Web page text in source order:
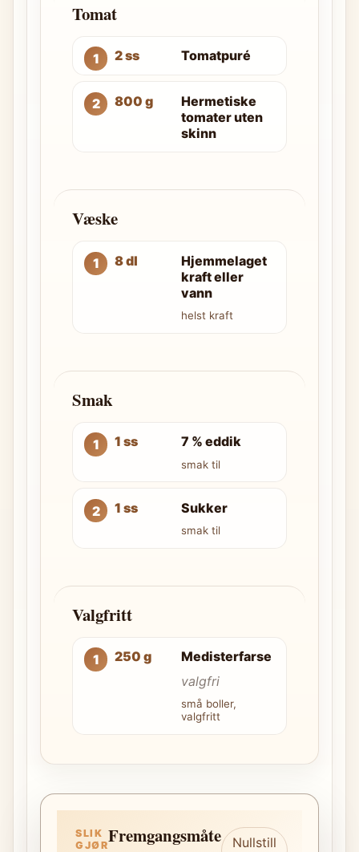
Tomat
2 ss Tomatpuré
800 g
Hermetiske
tomater uten
skinn
Væske
8 dl
Hjemmelaget
kraft eller
vann
helst kraft
Smak
1 ss 7 % eddik
smak til
1 ss Sukker
smak til
Valgfritt
250 g
Medisterfarse
valgfri
små boller,
valgfritt
SLIK
GJØRFremgangsmåte
Nullstill